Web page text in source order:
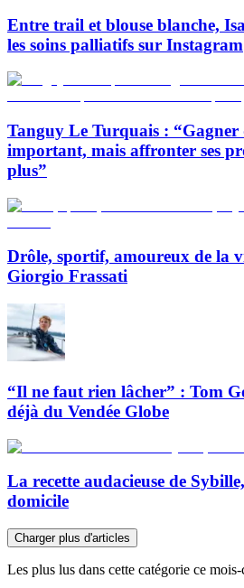
Entre trail et blouse blanche,
les soins palliatifs sur Instagram
Tanguy Le Turquais : “Gagner
important, mais affronter ses
plus”
Drôle, sportif, amoureux de la
Giorgio Frassati
“Il ne faut rien lâcher” : Tom
déjà du Vendée Globe
La recette audacieuse de
domicile
Charger plus d'articles
Les plus lus dans cette catégorie ce mois-